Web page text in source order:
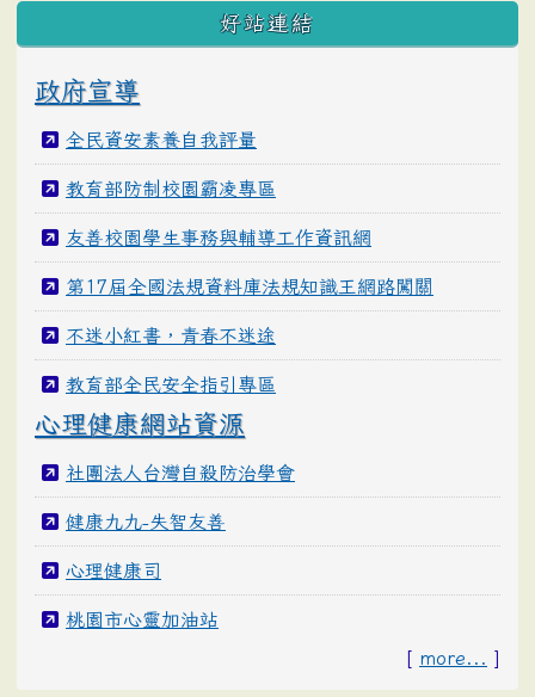
好站連結
政府宣導
全民資安素養自我評量
教育部防制校園霸凌專區
友善校園學生事務與輔導工作資訊網
第17屆全國法規資料庫法規知識王網路闖關
不迷小紅書，青春不迷途
教育部全民安全指引專區
心理健康網站資源
社團法人台灣自殺防治學會
健康九九-失智友善
心理健康司
桃園市心靈加油站
[ more... ]